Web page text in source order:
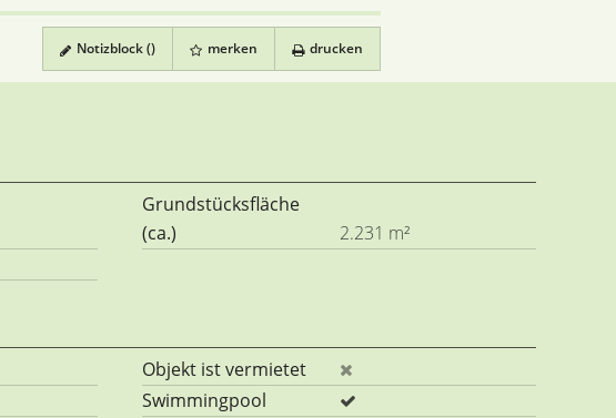
Notizblock () merken drucken
Grundstücksfläche
(ca.)
2.231 m²
Objekt ist vermietet
Swimmingpool